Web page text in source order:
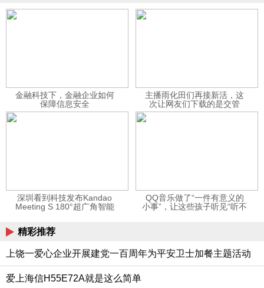
金融科技下，金融企业如何
保障信息安全
主播雨化田们再接新活，这
次让网友们下载的是交管
12123APP
深圳看到科技发布Kandao
Meeting S 180°超广角智能
QQ音乐做了“一件有意义的
小事”，让这些孩子听见“听不
精彩推荐
上饶一爱心企业开展建党一百周年为平安卫士加餐主题活动
爱上海信H55E72A就是这么简单